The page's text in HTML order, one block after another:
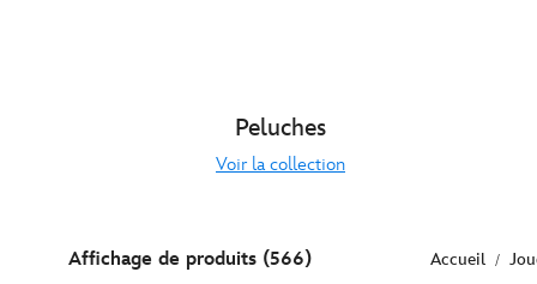
Peluches
Voir la collection
Affichage de produits (566) Accueil